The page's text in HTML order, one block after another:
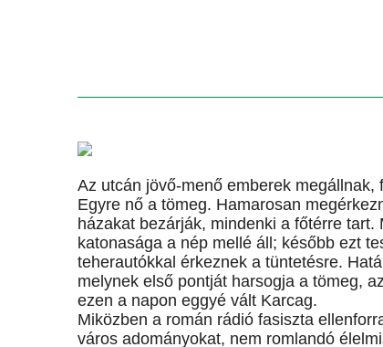
Az utcán jövő-menő emberek
Egyre nő a tömeg. Hamarosan
házakat bezárják, mindenki a főtérre
katonasága a nép mellé áll; később ezt
teherautókkal érkeznek a tüntetésre.
melynek első pontját harsogja a tömeg,
ezen a napon eggyé vált Karcag.
Miközben a román rádió fasiszta
város adományokat, nem romlandó